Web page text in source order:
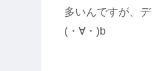
多いんですが、
(・∀・)b